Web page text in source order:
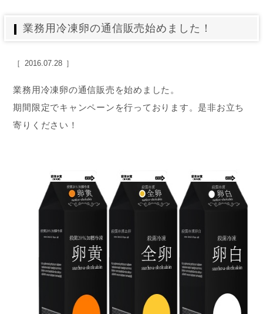
業務用冷凍卵の通信販売始めました！
2016.07.28
業務用冷凍卵の通信販売を始めました。
期間限定でキャンペーンを行っております。是非お立ち
寄りください！